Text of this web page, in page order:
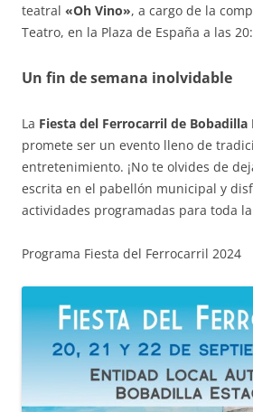
teatral «Oh Vino», a cargo de la
Teatro, en la Plaza de España a las
Un fin de semana inolvidable
La Fiesta del Ferrocarril de Bobadilla
promete ser un evento lleno de
entretenimiento. ¡No te olvides de
escrita en el pabellón municipal y
actividades programadas para toda
Programa Fiesta del Ferrocarril 2024